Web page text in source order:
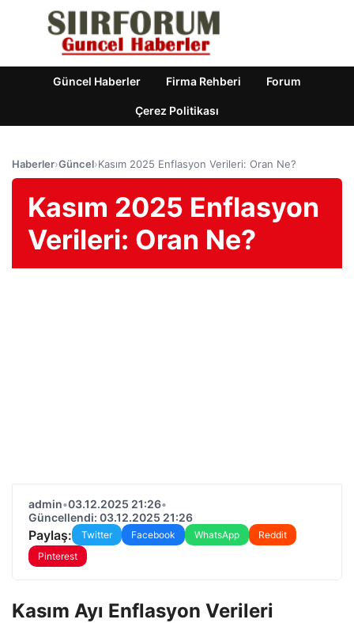
Güncel Haberler Firma Rehberi Forum
Çerez Politikası
Haberler›Güncel›Kasım 2025 Enflasyon Verileri: Oran Ne?
Kasım 2025 Enflasyon
Verileri: Oran Ne?
admin•03.12.2025 21:26•
Güncellendi: 03.12.2025 21:26
Paylaş: Twitter Facebook WhatsApp
Reddit
Pinterest
Kasım Ayı Enflasyon Verileri